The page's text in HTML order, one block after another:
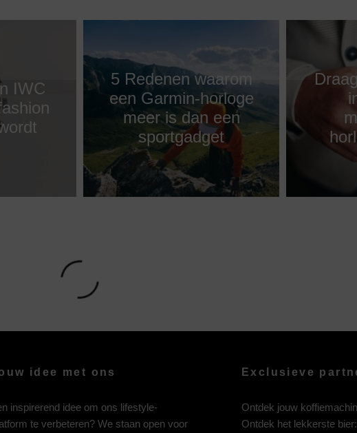
IWC
5 Redenen waarom
een Garmin-horloge
meer is dan een
sportgadget
idee met ons
inspirerend idee om ons lifestyle-
te verbeteren? We staan open voor
Exclusieve
Ontdek jouw
Ontdek het lekkerste bier: